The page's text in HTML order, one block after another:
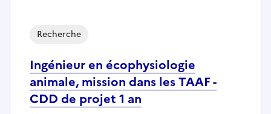
Ingénieur en écophysiologie
animale, mission dans les TAAF -
CDD de projet 1 an
Recherche